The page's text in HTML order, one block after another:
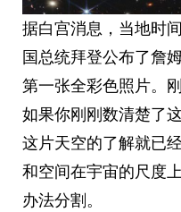
据白宫消息，当地时
国总统拜登公布了詹
第一张全彩色照片。
如果你刚刚数清楚了
这片天空的了解就已
和空间在宇宙的尺度
办法分割。